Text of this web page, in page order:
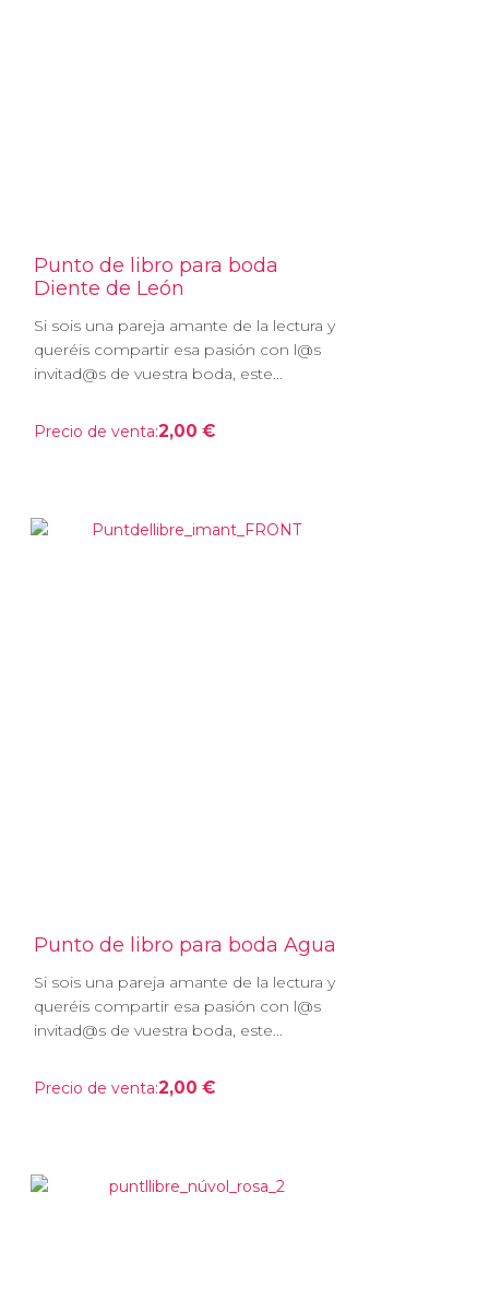
Punto de libro para boda
Diente de León
Si sois una pareja amante de la lectura y
queréis compartir esa pasión con l@s
invitad@s de vuestra boda, este...
Precio de venta:2,00 €
Punto de libro para boda Agua
Si sois una pareja amante de la lectura y
queréis compartir esa pasión con l@s
invitad@s de vuestra boda, este...
Precio de venta:2,00 €